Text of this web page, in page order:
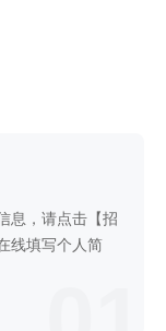
息，请点击【招
线填写个人简